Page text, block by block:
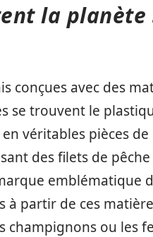
la planète
conçues avec des
se trouvent le
véritables pièces
des filets de
emblématique
à partir de ces
ou les